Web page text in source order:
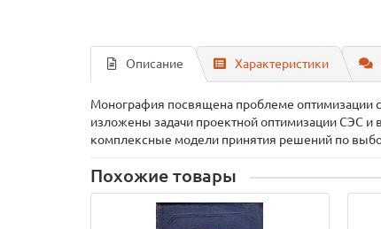
Описание Характеристики
Монография посвящена проблеме оптимизации
изложены задачи проектной оптимизации СЭС
комплексные модели принятия решений по
Похожие товары